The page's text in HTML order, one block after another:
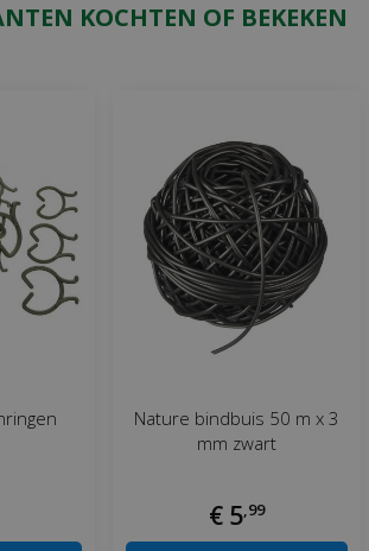
KOCHTEN OF BEKEKEN
Nature bindbuis 50 m x 3
mm zwart
€ 5,99